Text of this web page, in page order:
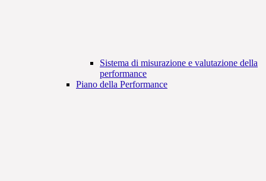
Sistema di misurazione e valutazione della
performance
Piano della Performance